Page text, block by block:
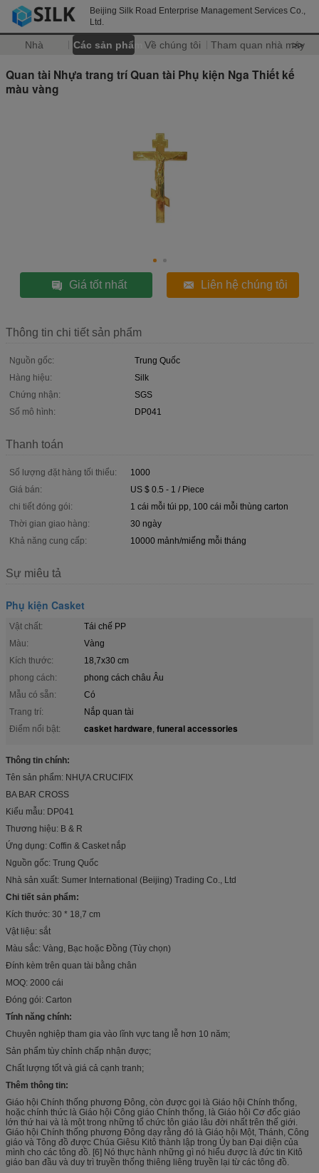
Beijing Silk Road Enterprise Management Services Co.,
Ltd.
Nhà Các sản phẩm Về chúng tôi Tham quan nhà máy
>>
Quan tài Nhựa trang trí Quan tài Phụ kiện Nga Thiết kế
màu vàng
Giá tốt nhất Liên hệ chúng tôi
Thông tin chi tiết sản phẩm
Nguồn gốc:
Trung Quốc
Hàng hiệu:
Silk
Chứng nhận:
SGS
Số mô hình:
DP041
Thanh toán
Số lượng đặt hàng tối thiểu:
1000
Giá bán:
US $ 0.5 - 1 / Piece
chi tiết đóng gói:
1 cái mỗi túi pp, 100 cái mỗi thùng carton
Thời gian giao hàng:
30 ngày
Khả năng cung cấp:
10000 mảnh/miếng mỗi tháng
Sự miêu tả
Phụ kiện Casket
Vật chất:
Tái chế PP
Màu:
Vàng
Kích thước:
18,7x30 cm
phong cách:
phong cách châu Âu
Mẫu có sẵn:
Có
Trang trí:
Nắp quan tài
Điểm nổi bật:
casket hardware, funeral accessories
Thông tin chính:
Tên sản phẩm: NHỰA CRUCIFIX
BA BAR CROSS
Kiểu mẫu: DP041
Thương hiệu: B & R
Ứng dụng: Coffin & Casket nắp
Nguồn gốc: Trung Quốc
Nhà sản xuất: Sumer International (Beijing) Trading Co., Ltd
Chi tiết sản phẩm:
Kích thước: 30 * 18,7 cm
Vật liệu: sắt
Màu sắc: Vàng, Bạc hoặc Đồng (Tùy chọn)
Đính kèm trên quan tài bằng chân
MOQ: 2000 cái
Đóng gói: Carton
Tính năng chính:
Chuyên nghiệp tham gia vào lĩnh vực tang lễ hơn 10 năm;
Sản phẩm tùy chỉnh chấp nhận được;
Chất lượng tốt và giá cả cạnh tranh;
Thêm thông tin:
Giáo hội Chính thống phương Đông, còn được gọi là Giáo hội Chính thống,
hoặc chính thức là Giáo hội Công giáo Chính thống, là Giáo hội Cơ đốc giáo
lớn thứ hai và là một trong những tổ chức tôn giáo lâu đời nhất trên thế giới.
Giáo hội Chính thống phương Đông dạy rằng đó là Giáo hội Một, Thánh, Công
giáo và Tông đồ được Chúa Giêsu Kitô thành lập trong Ủy ban Đại diện của
mình cho các tông đồ. [6] Nó thực hành những gì nó hiểu được là đức tin Kitô
giáo ban đầu và duy trì truyền thống thiêng liêng truyền lại từ các tông đồ.